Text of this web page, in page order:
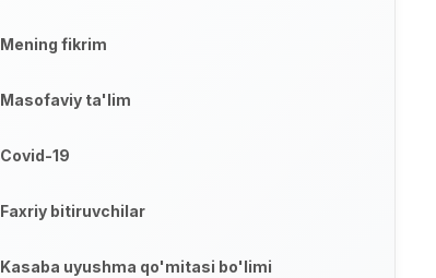
Mening fikrim
Masofaviy ta'lim
Covid-19
Faxriy bitiruvchilar
Kasaba uyushma qo'mitasi bo'limi